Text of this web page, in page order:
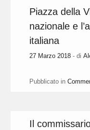
Piazza della
nazionale e
italiana
27 Marzo 2018 - di
Pubblicato in
Il